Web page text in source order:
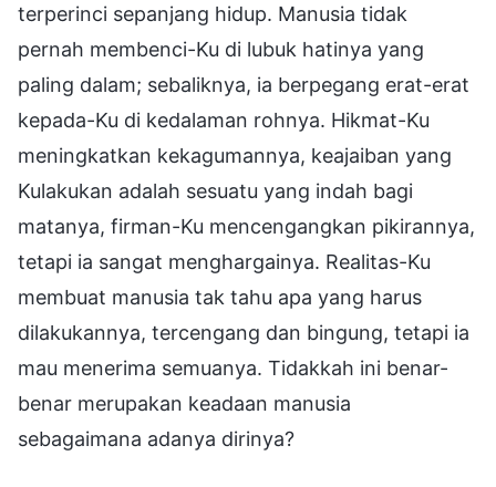
terperinci sepanjang hidup. Manusia tidak
pernah membenci-Ku di lubuk hatinya yang
paling dalam; sebaliknya, ia berpegang erat-erat
kepada-Ku di kedalaman rohnya. Hikmat-Ku
meningkatkan kekagumannya, keajaiban yang
Kulakukan adalah sesuatu yang indah bagi
matanya, firman-Ku mencengangkan pikirannya,
tetapi ia sangat menghargainya. Realitas-Ku
membuat manusia tak tahu apa yang harus
dilakukannya, tercengang dan bingung, tetapi ia
mau menerima semuanya. Tidakkah ini benar-
benar merupakan keadaan manusia
sebagaimana adanya dirinya?